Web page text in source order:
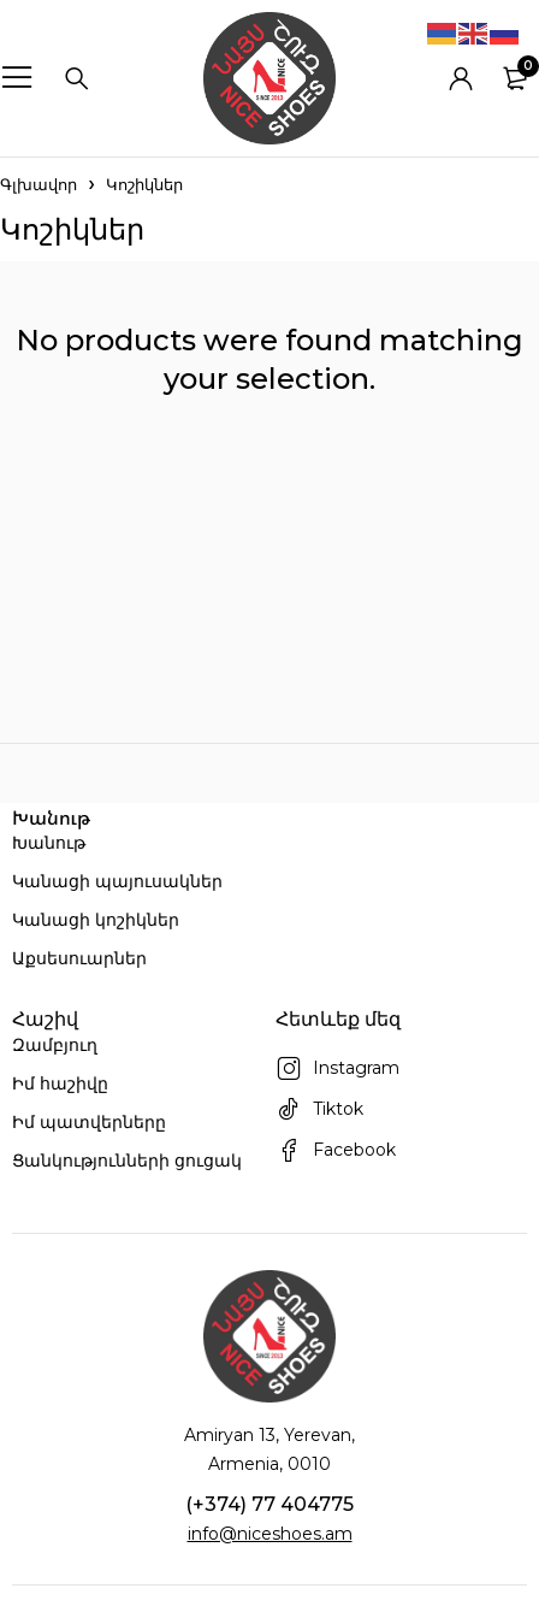
0
Գլխավոր Կոշիկներ
Կոշիկներ
No products were found matching
your selection.
Խանութ
Խանութ
Կանացի պայուսակներ
Կանացի կոշիկներ
Աքսեսուարներ
Հաշիվ
Զամբյուղ
Իմ հաշիվը
Իմ պատվերները
Ցանկությունների ցուցակ
Հետևեք մեզ
Instagram
Tiktok
Facebook
Amiryan 13, Yerevan,
Armenia, 0010
(+374) 77 404775
info@niceshoes.am